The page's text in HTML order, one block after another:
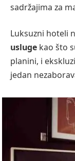
sadržajima za
Luksuzni hoteli
usluge kao što
planini, i
jedan